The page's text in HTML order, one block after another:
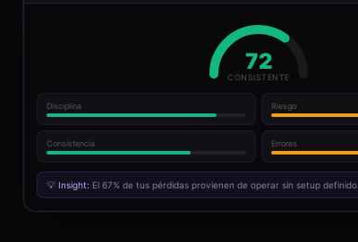
72
CONSISTENTE
Disciplina Riesgo
Consistencia Errores
💡 Insight: El 67% de tus pérdidas provienen de operar sin setup definido.